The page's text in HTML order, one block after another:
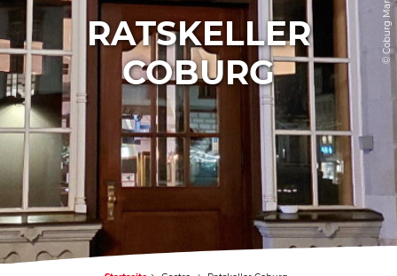
RATSKELLER
COBURG